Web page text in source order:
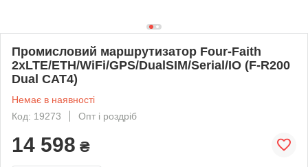
Промисловий маршрутизатор Four-Faith
2xLTE/ETH/WiFi/GPS/DualSIM/Serial/IO (F-R200
Dual CAT4)
Немає в наявності
Код: 19273
Опт і роздріб
14 598 ₴